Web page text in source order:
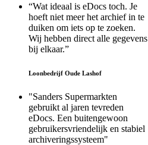
“Wat ideaal is eDocs toch. Je
hoeft niet meer het archief in te
duiken om iets op te zoeken.
Wij hebben direct alle gegevens
bij elkaar.”
Loonbedrijf Oude Lashof
"Sanders Supermarkten
gebruikt al jaren tevreden
eDocs. Een buitengewoon
gebruikersvriendelijk en stabiel
archiveringssysteem"